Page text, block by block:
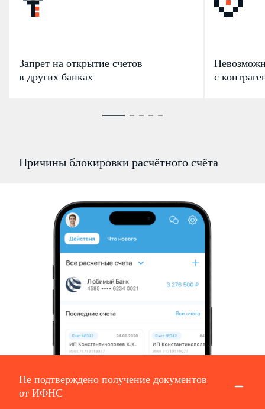
Запрет на открытие счетов
в других банках
с
Причины блокировки расчётного счёта
Не подтверждено получение документов
от ИФНС